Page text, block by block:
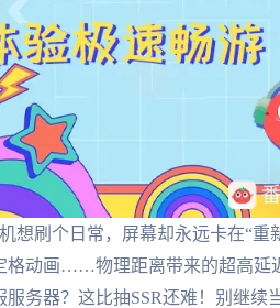
想刷个日常，屏幕却永远卡在“重
格动画……物理距离带来的超高延
务器？这比抽SSR还难！别继续